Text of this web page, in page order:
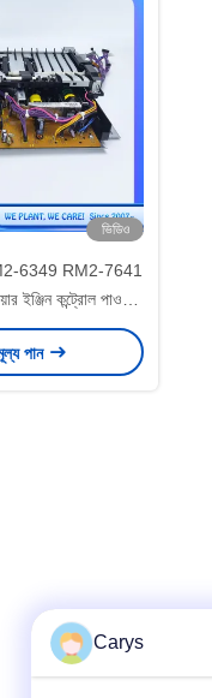
ভিডিও
6349 RM2-7641
কন্ট্রোল পাওয়ার
বোর্ড H P M604
600 604 605 6
পান
Carys